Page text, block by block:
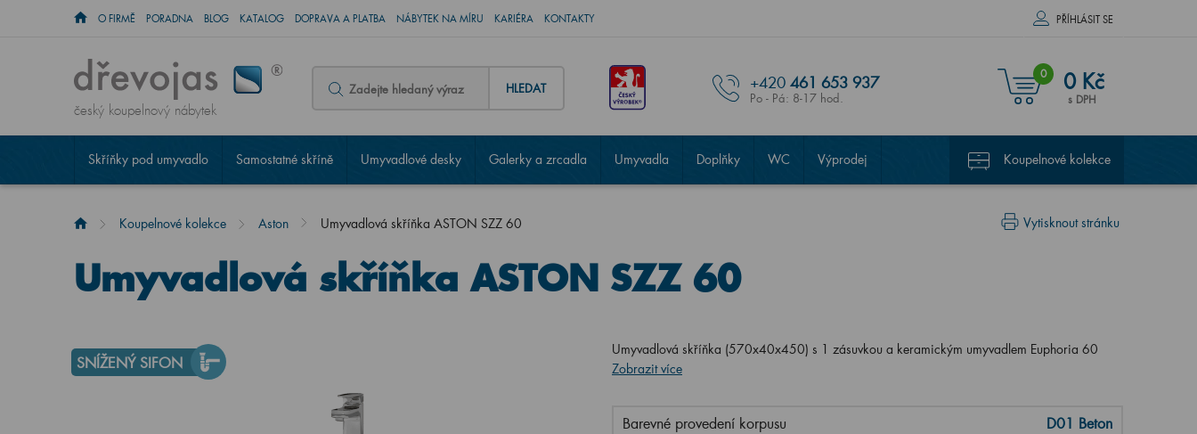
O FIRMĚ PORADNA BLOG KATALOG DOPRAVA A PLATBA NÁBYTEK NA MÍRU KARIÉRA KONTAKTY PŘÍHLÁSIT SE
český koupelnový nábytek
HLEDAT +420 461 653 937
Po - Pá: 8-17 hod.
0 0 Kč
s DPH
Skříňky pod umyvadlo Samostatné skříně Umyvadlové desky Galerky a zrcadla Umyvadla Doplňky WC Výprodej Koupelnové kolekce
Vytisknout stránku
Koupelnové kolekce Aston Umyvadlová skříňka ASTON SZZ 60
Umyvadlová skříňka ASTON SZZ 60
SNÍŽENÝ SIFON
Umyvadlová skříňka (570x40x450) s 1 zásuvkou a keramickým umyvadlem Euphoria 60
Zobrazit více
Barevné provedení korpusu D01 Beton